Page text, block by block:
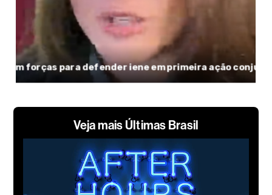
Veja mais Últimas Brasil